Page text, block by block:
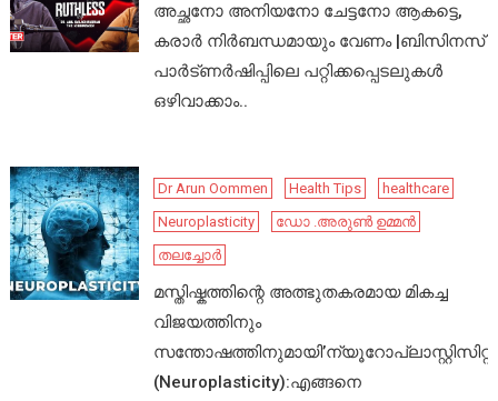
അച്ഛനോ അനിയനോ ചേട്ടനോ ആകട്ടെ,
കരാർ നിർബന്ധമായും വേണം |ബിസിനസ്
പാർട്ണർഷിപ്പിലെ പറ്റിക്കപ്പെടലുകൾ
ഒഴിവാക്കാം..
Dr Arun Oommen Health Tips
healthcare
Neuroplasticity
ഡോ .അരുൺ ഉമ്മൻ
തലച്ചോർ
മസ്തിഷ്കത്തിന്റെ അത്ഭുതകരമായ മികച്ച
വിജയത്തിനും
സന്തോഷത്തിനുമായി’ന്യൂറോപ്ലാസ്റ്റിസിറ്റി’
(Neuroplasticity):എങ്ങനെ